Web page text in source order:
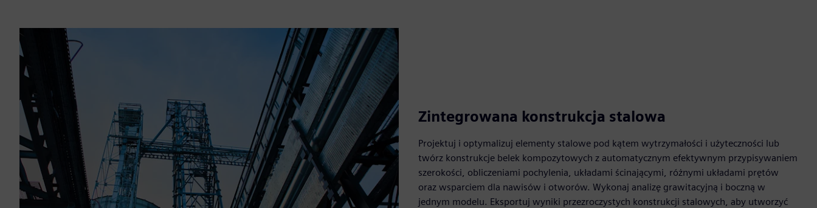
Zintegrowana konstrukcja stalowa
Projektuj i optymalizuj elementy stalowe pod kątem wytrzymałości i użyteczności lub
twórz konstrukcje belek kompozytowych z automatycznym efektywnym przypisywaniem
szerokości, obliczeniami pochylenia, układami ścinającymi, różnymi układami prętów
oraz wsparciem dla nawisów i otworów. Wykonaj analizę grawitacyjną i boczną w
jednym modelu. Eksportuj wyniki przezroczystych konstrukcji stalowych, aby utworzyć